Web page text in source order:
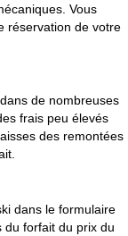
Vous
réservation de votre
de nombreuses
frais peu élevés
des remontées
dans le formulaire
du forfait du prix du